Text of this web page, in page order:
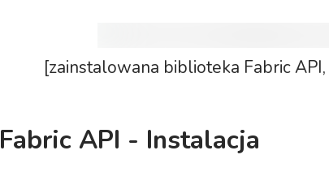
[zainstalowana biblioteka Fabric
Fabric API - Instalacja